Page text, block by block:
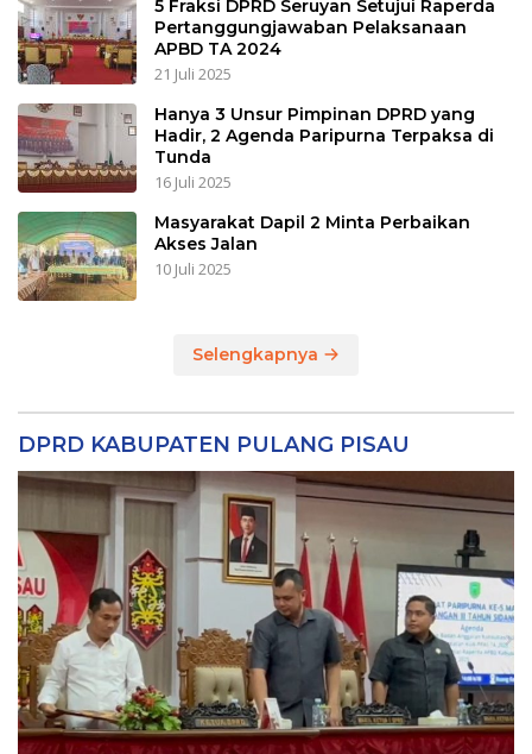
5 Fraksi DPRD Seruyan Setujui Raperda
Pertanggungjawaban Pelaksanaan
APBD TA 2024
21 Juli 2025
Hanya 3 Unsur Pimpinan DPRD yang
Hadir, 2 Agenda Paripurna Terpaksa di
Tunda
16 Juli 2025
Masyarakat Dapil 2 Minta Perbaikan
Akses Jalan
10 Juli 2025
Selengkapnya
DPRD KABUPATEN PULANG PISAU